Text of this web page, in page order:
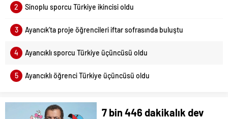
2 Sinoplu sporcu Türkiye ikincisi oldu
3 Ayancık’ta proje öğrencileri iftar sofrasında buluştu
4 Ayancıklı sporcu Türkiye üçüncüsü oldu
5 Ayancıklı öğrenci Türkiye üçüncüsü oldu
7 bin 446 dakikalık dev